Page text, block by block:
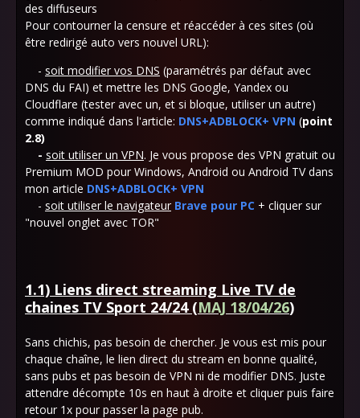
des diffuseurs
Pour contourner la censure et réaccéder à ces sites (où
être redirigé auto vers nouvel URL):
- soit modifier vos DNS (paramétrés par défaut avec
DNS du FAI) et mettre les DNS Google, Yandex ou
Cloudflare (tester avec un, et si bloque, utiliser un autre)
comme indiqué dans l'article: DNS+ADBLOCK+ VPN (point
2.8)
- soit utiliser un VPN. Je vous propose des VPN gratuit ou
Premium MOD pour Windows, Android ou Android TV dans
mon article DNS+ADBLOCK+ VPN
- soit utiliser le navigateur Brave pour PC + cliquer sur
"nouvel onglet avec TOR"
1.1) Liens direct streaming Live TV de
chaines TV Sport 24/24 (MAJ 18/04/26)
Sans chichis, pas besoin de chercher. Je vous est mis pour
chaque chaîne, le lien direct du stream en bonne qualité,
sans pubs et pas besoin de VPN ni de modifier DNS. Juste
attendre décompte 10s en haut à droite et cliquer puis faire
retour 1x pour passer la page pub.